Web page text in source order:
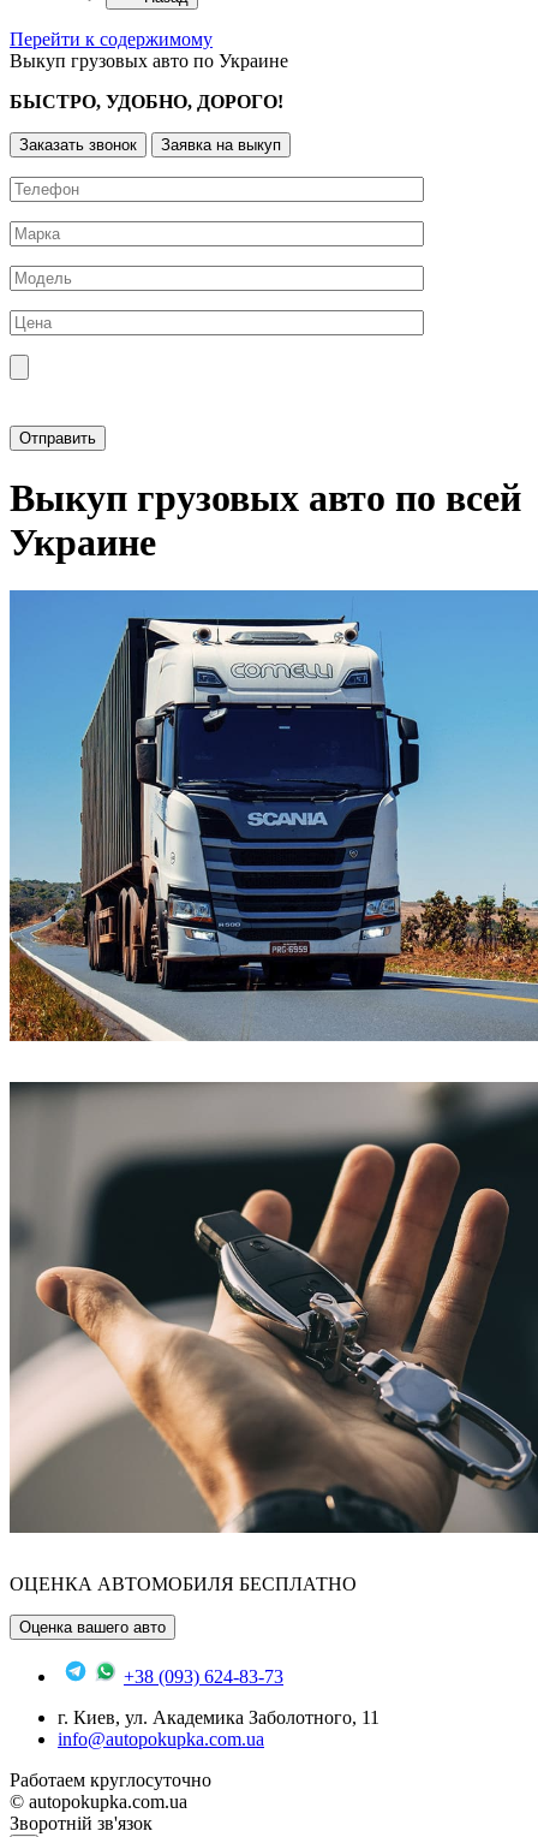
Перейти к содержимому
Выкуп грузовых авто по Украине
БЫСТРО, УДОБНО, ДОРОГО!
Заказать звонок Заявка на выкуп
Выкуп грузовых авто по всей
Украине
ОЦЕНКА АВТОМОБИЛЯ БЕСПЛАТНО
Оценка вашего авто
+38 (093) 624-83-73
г. Киев, ул. Академика Заболотного, 11
info@autopokupka.com.ua
Работаем круглосуточно
© autopokupka.com.ua
Зворотній зв'язок